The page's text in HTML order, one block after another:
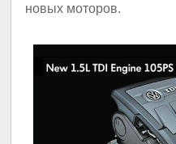
новых моторов.